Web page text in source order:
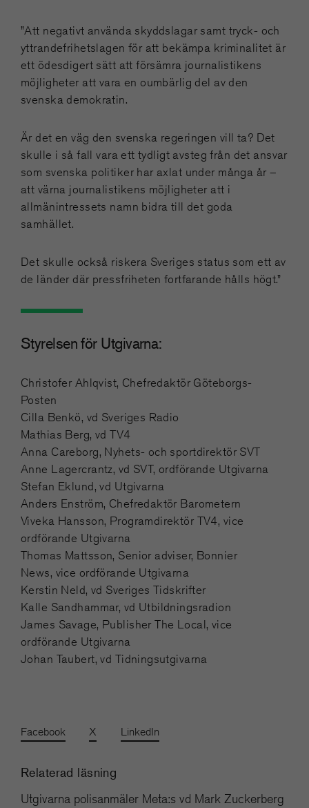
”Att negativt använda skyddslagar samt tryck- och
yttrandefrihetslagen för att bekämpa kriminalitet är
ett ödesdigert sätt att försämra journalistikens
möjligheter att vara en oumbärlig del av den
svenska demokratin.
Är det en väg den svenska regeringen vill ta? Det
skulle i så fall vara ett tydligt avsteg från det ansvar
som svenska politiker har axlat under många år –
att värna journalistikens möjligheter att i
allmänintressets namn bidra till det goda
samhället.
Det skulle också riskera Sveriges status som ett av
de länder där pressfriheten fortfarande hålls högt.”
Styrelsen för Utgivarna:
Christofer Ahlqvist, Chefredaktör Göteborgs-
Posten
Cilla Benkö, vd Sveriges Radio
Mathias Berg, vd TV4
Anna Careborg, Nyhets- och sportdirektör SVT
Anne Lagercrantz, vd SVT, ordförande Utgivarna
Stefan Eklund, vd Utgivarna
Anders Enström, Chefredaktör Barometern
Viveka Hansson, Programdirektör TV4, vice
ordförande Utgivarna
Thomas Mattsson, Senior adviser, Bonnier
News, vice ordförande Utgivarna
Kerstin Neld, vd Sveriges Tidskrifter
Kalle Sandhammar, vd Utbildningsradion
James Savage, Publisher The Local, vice
ordförande Utgivarna
Johan Taubert, vd Tidningsutgivarna
Facebook X LinkedIn
Relaterad läsning
Utgivarna polisanmäler Meta:s vd Mark Zuckerberg